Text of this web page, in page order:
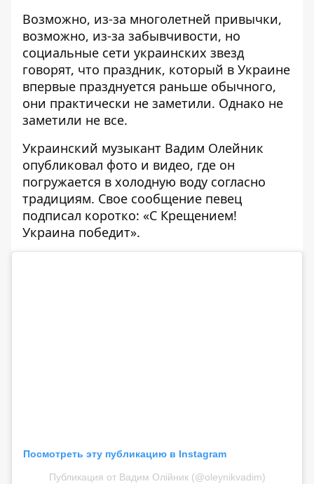
Возможно, из-за многолетней привычки,
возможно, из-за забывчивости, но
социальные сети украинских звезд
говорят, что праздник, который в Украине
впервые празднуется раньше обычного,
они практически не заметили. Однако не
заметили не все.
Украинский музыкант Вадим Олейник
опубликовал фото и видео, где он
погружается в холодную воду согласно
традициям. Свое сообщение певец
подписал коротко: «С Крещением!
Украина победит».
Посмотреть эту публикацию в Instagram
Публикация от Вадим Олійник (@oleynikvadim)